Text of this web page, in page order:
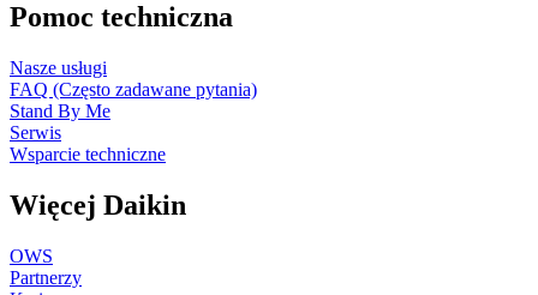
Pomoc techniczna
Nasze usługi
FAQ (Często zadawane pytania)
Stand By Me
Serwis
Wsparcie techniczne
Więcej Daikin
OWS
Partnerzy